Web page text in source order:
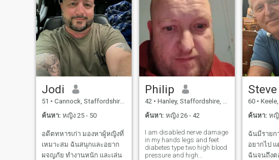
ฉันถ้าคุณมีโปรไฟล์ปลอม
หรือหลังจากเงิน !
ให้ผู้ที่ได้โปรดอย่าทิ้งเวลา
ของฉันและของคุณและดูที่
อื่นและฉันเท่านั้นตอบกลับไป
ยังโปรดผู้คนด้วยภาพถ่าย
และหนึ่งจุดสุดท้ายที่ไม่มีการ
ติดต่อจากกานา ! ... ฉันรู้ว่า
เมื่อผมเห็นนักต้มตุ๋น ... ฉัน
ความยาวมากพอที่จะรู้ว่า ! ! !
... ขอบคุณครับ
Jodi
51 • Cannock, Staffordshire, อังกฤษ
ค้นหา: หญิง 25 - 50
อดีตทหารเก่า มองหาผู้หญิงที่
เหมาะสม ฉันสนุกและอยาก
ผจญภัย ทํางานหนัก และเล่น
Philip
42 • Hanley, Staffordshire, อังกฤษ
ค้นหา: หญิง 26 - 42
I am disabled nerve damage
in my hands legs and feet
diabetes type two high blood
pressure and high
Steve
60 • Keele,
ค้นหา: หญิ
ฉันมีรายก
อยากไป
ฉันจนถึง